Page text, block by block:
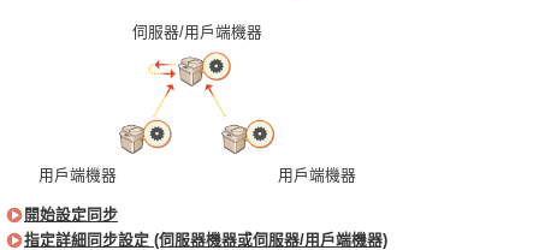
伺服器/用戶端機器
用戶端機器 用戶端機器
開始設定同步
指定詳細同步設定 (伺服器機器或伺服器/用戶端機器)